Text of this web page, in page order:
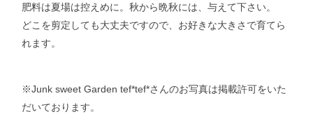
肥料は夏場は控えめに。秋から晩秋には、与えて下さい。
どこを剪定しても大丈夫ですので、お好きな大きさで育てら
れます。
※Junk sweet Garden tef*tef*さんのお写真は掲載許可をいた
だいております。